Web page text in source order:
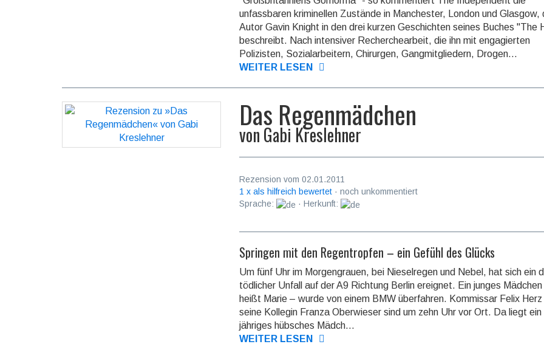
unfassbaren kriminellen Zustände in Manchester, London und Glasgow,
Autor Gavin Knight in den drei kurzen Geschichten seines Buches "The
beschreibt. Nach intensiver Recherchearbeit, die ihn mit engagierten
Polizisten, Sozialarbeitern, Chirurgen, Gangmitgliedern, Drogen...
WEITER LESEN
Das Regenmädchen
vonGabi Kreslehner
Rezension vom 02.01.2011
1 x als hilfreich bewertet · noch unkommentiert
Sprache:
· Herkunft:
Springen mit den Regentropfen – ein Gefühl des Glücks
Um fünf Uhr im Morgengrauen, bei Nieselregen und Nebel, hat sich ein
tödlicher Unfall auf der A9 Richtung Berlin ereignet. Ein junges
heißt Marie – wurde von einem BMW überfahren. Kommissar Felix Herz
seine Kollegin Franza Oberwieser sind um zehn Uhr vor Ort. Da liegt ein
jähriges hübsches Mädch...
WEITER LESEN